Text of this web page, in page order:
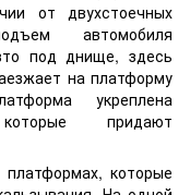
от двухстоечных
автомобиля
под днище, здесь
на платформу
укреплена
придают
которые